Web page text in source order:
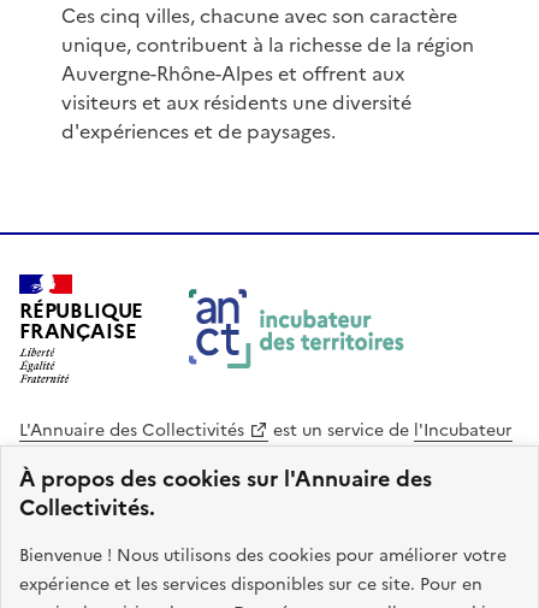
À propos des cookies sur l'Annuaire des
Collectivités.
Bienvenue ! Nous utilisons des cookies pour améliorer votre
expérience et les services disponibles sur ce site. Pour en
Ces cinq villes, chacune avec son caractère
unique, contribuent à la richesse de la région
Auvergne-Rhône-Alpes et offrent aux
visiteurs et aux résidents une diversité
d'expériences et de paysages.
RÉPUBLIQUE
FRANÇAISE
L'Annuaire des Collectivités est un service de l'Incubateur
des Territoires
Cohésion des Territoires
. Le code source de ce site web
est disponible en licence libre. Le design de ce site est conçu
avec le système de design de l’État.